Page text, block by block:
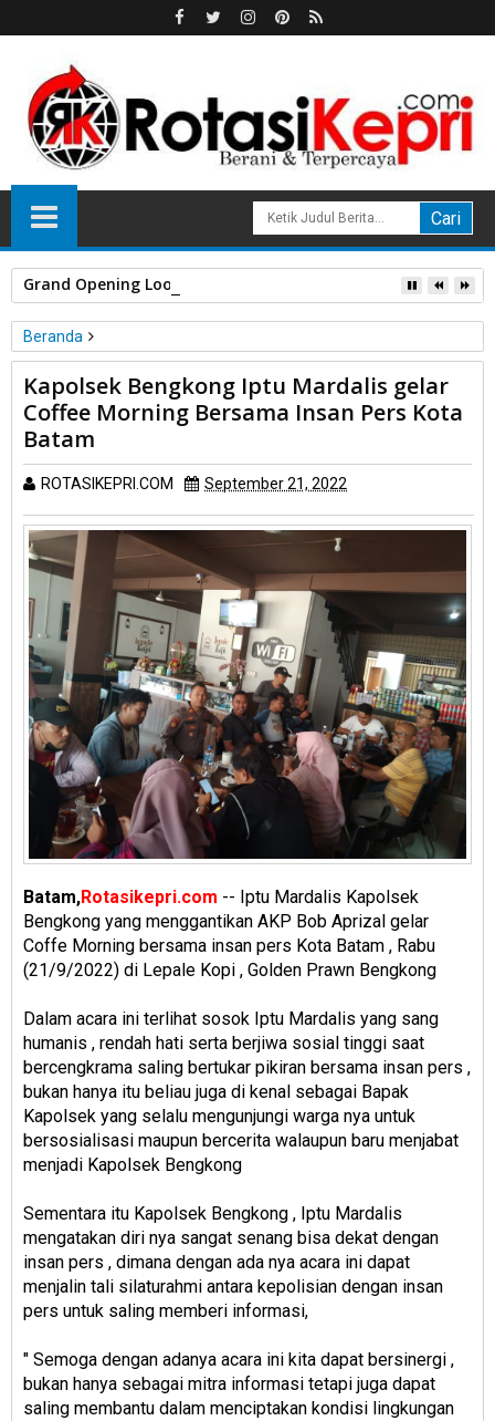
Grand Opening Loong KTV di One Mall Batam Center,
Beranda
Unlabelled
Kapolsek Bengkong Iptu Mardalis gelar Coffee Morning
Bersama Insan Pers Kota Batam
Kapolsek Bengkong Iptu Mardalis gelar
Coffee Morning Bersama Insan Pers Kota
Batam
ROTASIKEPRI.COM September 21, 2022
Batam,Rotasikepri.com -- Iptu Mardalis Kapolsek
Bengkong yang menggantikan AKP Bob Aprizal gelar
Coffe Morning bersama insan pers Kota Batam , Rabu
(21/9/2022) di Lepale Kopi , Golden Prawn Bengkong
Dalam acara ini terlihat sosok Iptu Mardalis yang sang
humanis , rendah hati serta berjiwa sosial tinggi saat
bercengkrama saling bertukar pikiran bersama insan pers ,
bukan hanya itu beliau juga di kenal sebagai Bapak
Kapolsek yang selalu mengunjungi warga nya untuk
bersosialisasi maupun bercerita walaupun baru menjabat
menjadi Kapolsek Bengkong
Sementara itu Kapolsek Bengkong , Iptu Mardalis
mengatakan diri nya sangat senang bisa dekat dengan
insan pers , dimana dengan ada nya acara ini dapat
menjalin tali silaturahmi antara kepolisian dengan insan
pers untuk saling memberi informasi,
" Semoga dengan adanya acara ini kita dapat bersinergi ,
bukan hanya sebagai mitra informasi tetapi juga dapat
saling membantu dalam menciptakan kondisi lingkungan